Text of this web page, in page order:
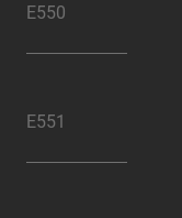
E550
E551